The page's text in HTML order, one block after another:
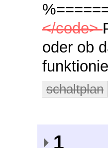
</code>
oder ob
schaltplan
1